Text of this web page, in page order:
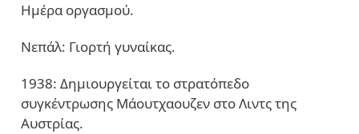
Ημέρα οργασμού.
Νεπάλ: Γιορτή γυναίκας.
1938: Δημιουργείται το στρατόπεδο
συγκέντρωσης Μάουτχαουζεν στο Λιντς της
Αυστρίας.